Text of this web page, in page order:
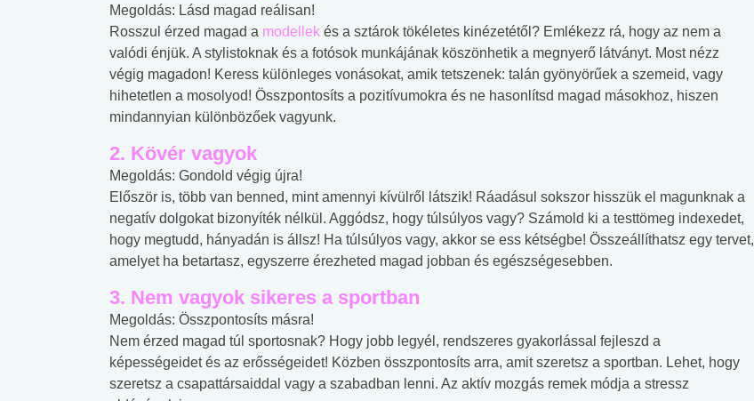
Megoldás: Lásd magad reálisan!
Rosszul érzed magad a modellek és a sztárok tökéletes kinézetétől? Emlékezz rá, hogy az nem a
valódi énjük. A stylistoknak és a fotósok munkájának köszönhetik a megnyerő látványt. Most nézz
végig magadon! Keress különleges vonásokat, amik tetszenek: talán gyönyörűek a szemeid, vagy
hihetetlen a mosolyod! Összpontosíts a pozitívumokra és ne hasonlítsd magad másokhoz, hiszen
mindannyian különbözőek vagyunk.
2. Kövér vagyok
Megoldás: Gondold végig újra!
Először is, több van benned, mint amennyi kívülről látszik! Ráadásul sokszor hisszük el magunknak a
negatív dolgokat bizonyíték nélkül. Aggódsz, hogy túlsúlyos vagy? Számold ki a testtömeg indexedet,
hogy megtudd, hányadán is állsz! Ha túlsúlyos vagy, akkor se ess kétségbe! Összeállíthatsz egy tervet,
amelyet ha betartasz, egyszerre érezheted magad jobban és egészségesebben.
3. Nem vagyok sikeres a sportban
Megoldás: Összpontosíts másra!
Nem érzed magad túl sportosnak? Hogy jobb legyél, rendszeres gyakorlással fejleszd a
képességeidet és az erősségeidet! Közben összpontosíts arra, amit szeretsz a sportban. Lehet, hogy
szeretsz a csapattársaiddal vagy a szabadban lenni. Az aktív mozgás remek módja a stressz